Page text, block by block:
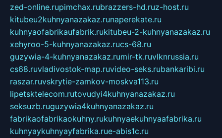
zed-online.rupimchax.rubrazzers-hd.ruz-host.ru
kitubeu2kuhnyanazakaz.runaperekate.ru
kuhnyaofabrikaufabrik.rukitubeu-2-kuhnyanazakaz.ru
xehyroo-5-kuhnyanazakaz.rucs-68.ru
guzywia-4-kuhnyanazakaz.rumir-tk.ruvlknrussia.ru
cs68.ruvladivostok-map.ruvideo-seks.rubankaribi.ru
raszar.ruvskrytie-zamkov-moskva113.ru
lipetsktelecom.rutovudyi4kuhnyanazakaz.ru
seksuzb.ruguzywia4kuhnyanazakaz.ru
fabrikaofabrikaokuhny.rukuhnyaekuhnyaafabrika.ru
kuhnyaykuhnyayfabrika.rue-abis1c.ru